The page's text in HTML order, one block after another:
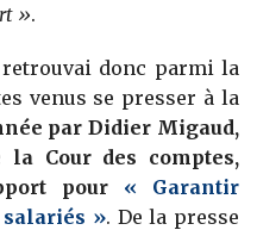
».
donc parmi la
venus se presser à la
par Didier Migaud,
Cour des comptes,
pour « Garantir
salariés ». De la presse